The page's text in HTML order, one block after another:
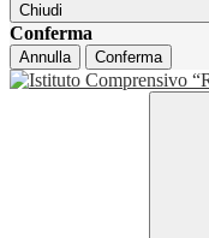
Chiudi
Conferma
Annulla Conferma